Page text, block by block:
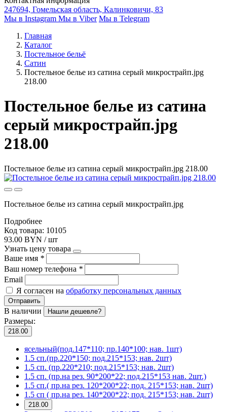
247694, Гомельская область, Калинковичи, 83
Мы в Instagram Мы в Viber Мы в Telegram
Главная
Каталог
Постельное бельё
Сатин
Постельное белье из сатина серый микрострайп.jpg
218.00
Постельное белье из сатина
серый микрострайп.jpg
218.00
Постельное белье из сатина серый микрострайп.jpg 218.00
Постельное белье из сатина серый микрострайп.jpg
Подробнее
Код товара: 10105
93.00 BYN / шт
Узнать цену товара
Ваше имя *
Ваш номер телефона *
Email
Я согласен на обработку персональных данных
Отправить
В наличии Нашли дешевле?
Размеры:
218.00
ясельный(под.147*110; пр.140*100; нав. 1шт)
1.5 сп.(пр.220*150; под.215*153; нав. 2шт)
1.5 сп. (пр.220*210; под.215*153; нав. 2шт)
1.5 сп. (пр.на рез. 90*200*22; под.215*153 нав. 2шт.)
1.5 сп.( пр.на рез. 120*200*22; под. 215*153; нав. 2шт)
1.5 сп ( пр.на рез. 140*200*22; под. 215*153; нав. 2шт)
218.00